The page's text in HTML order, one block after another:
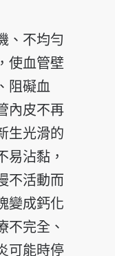
、不均勻
使血管壁
阻礙血
內皮不再
生光滑的
易沾黏，
不活動而
變成鈣化
不完全、
可能時停